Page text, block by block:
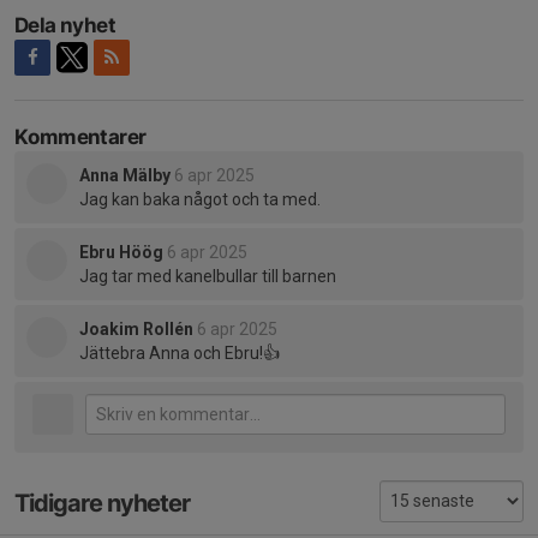
Dela nyhet
Kommentarer
Anna Mälby 6 apr 2025
Jag kan baka något och ta med.
Ebru Höög 6 apr 2025
Jag tar med kanelbullar till barnen
Joakim Rollén 6 apr 2025
Jättebra Anna och Ebru!👍
Tidigare nyheter